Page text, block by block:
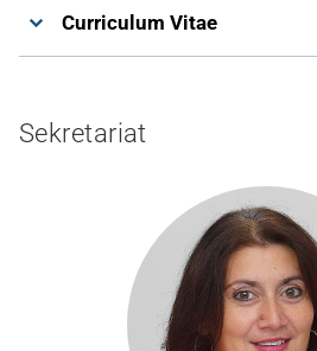
Curriculum Vitae
Sekretariat